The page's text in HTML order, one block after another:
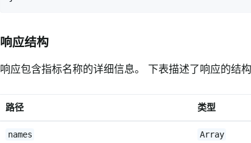
响应结构
响应包含指标名称的详细信息。 下表描述了响应的结构
路径 类型
names Array